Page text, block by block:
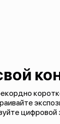
цифровой